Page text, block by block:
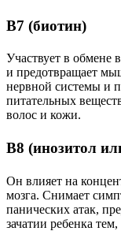
В7 (биотин)
Участвует в обмене
и предотвращает
нервной системы и
питательных
волос и кожи.
В8 (инозитол
Он влияет на
мозга. Снимает
панических атак,
зачатии ребенка